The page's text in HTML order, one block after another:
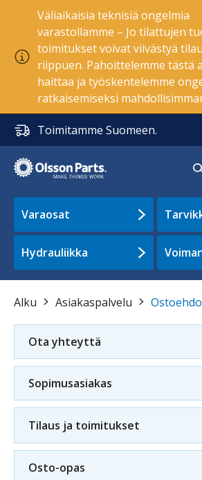
Väliaikaisia teknisiä ongelmia
varastollamme – Jo tilattujen
toimitukset voivat viivästyä
riippuen. Pahoittelemme tästä
haittaa ja työskentelemme
ratkaisemiseksi
Toimitamme Suomeen.
Varaosat
Hydrauliikka
Alku Asiakaspalvelu
Ota yhteyttä
Sopimusasiakas
Tilaus ja toimitukset
Osto-opas